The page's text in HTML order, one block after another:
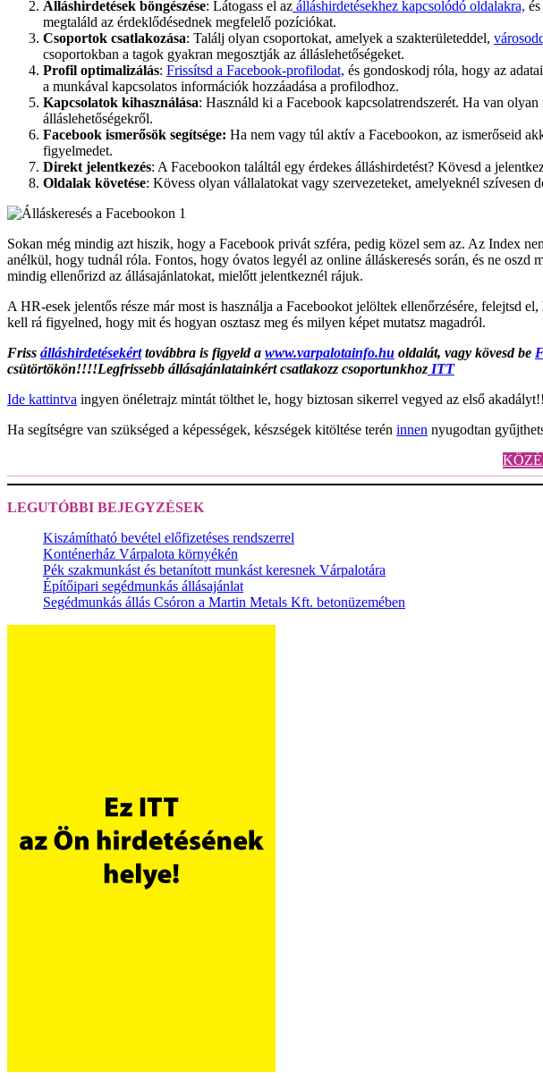
Álláshirdetések böngészése: Látogass el az álláshirdetésekhez kapcsolódó oldalakra,
megtaláld az érdeklődésednek megfelelő pozíciókat.
Csoportok csatlakozása: Találj olyan csoportokat, amelyek a szakterületeddel,
csoportokban a tagok gyakran megosztják az álláslehetőségeket.
Profil optimalizálás: Frissítsd a Facebook-profilodat, és gondoskodj róla, hogy az
a munkával kapcsolatos információk hozzáadása a profilodhoz.
Kapcsolatok kihasználása: Használd ki a Facebook kapcsolatrendszerét. Ha van
álláslehetőségekről.
Facebook ismerősök segítsége: Ha nem vagy túl aktív a Facebookon, az ismerőseid
figyelmedet.
Direkt jelentkezés: A Facebookon találtál egy érdekes álláshirdetést? Kövesd a
Oldalak követése: Kövess olyan vállalatokat vagy szervezeteket, amelyeknél szívesen
Sokan még mindig azt hiszik, hogy a Facebook privát szféra, pedig közel sem az. Az Index
anélkül, hogy tudnál róla. Fontos, hogy óvatos legyél az online álláskeresés során, és ne
mindig ellenőrizd az állásajánlatokat, mielőtt jelentkeznél rájuk.
A HR-esek jelentős része már most is használja a Facebookot jelöltek ellenőrzésére, felejtsd
kell rá figyelned, hogy mit és hogyan osztasz meg és milyen képet mutatsz magadról.
Friss álláshirdetésekérttovábbra is figyeld a www.varpalotainfo.hu oldalát, vagy kövesd be
csütörtökön!!!!Legfrissebb állásajánlatainkért csatlakozz csoportunkhoz ITT
Ide kattintva ingyen önéletrajz mintát tölthet le, hogy biztosan sikerrel vegyed az első
Ha segítségre van szükséged a képességek, készségek kitöltése terén innen nyugodtan
LEGUTÓBBI BEJEGYZÉSEK
Kiszámítható bevétel előfizetéses rendszerrel
Konténerház Várpalota környékén
Pék szakmunkást és betanított munkást keresnek Várpalotára
Építőipari segédmunkás állásajánlat
Segédmunkás állás Csóron a Martin Metals Kft. betonüzemében